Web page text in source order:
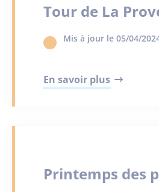
Tour de La
Mis à jour le 05/04/
En savoir plus
Printemps des